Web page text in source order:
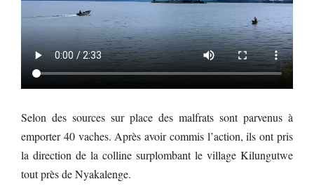
Selon des sources sur place des malfrats sont parvenus à
emporter 40 vaches. Après avoir commis l’action, ils ont pris
la direction de la colline surplombant le village Kilungutwe
tout près de Nyakalenge.